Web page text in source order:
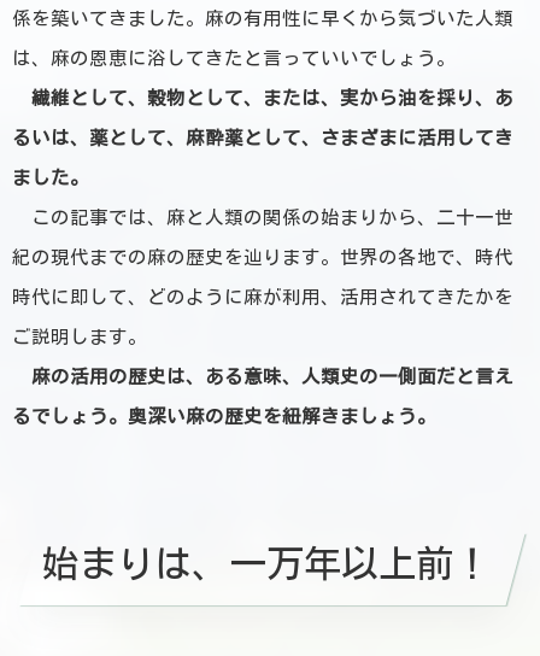
係を築いてきました。 麻の有用性に早くから気づいた人類
は、麻の恩恵に浴してきたと言っていいでしょう。
繊維として、穀物として、または、実から油を採り、あ
るいは、薬として、麻酔薬として、さまざまに活用してき
ました。
この記事では、 麻と人類の関係の始まりから、二十一世
紀の現代までの麻の歴史を辿ります。 世界の各地で、時代
時代に即して、どのように麻が利用、活用されてきたかを
ご説明します。
麻の活用の歴史は、ある意味、人類史の一側面だと言え
るでしょう。奥深い麻の歴史を紐解きましょう。
始まりは、一万年以上前！